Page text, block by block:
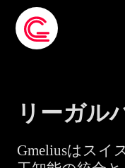
リーガル
Gmeliusはスイ